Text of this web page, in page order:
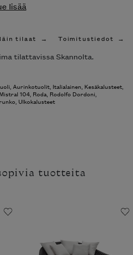
lisää
tilaat Toimitustiedot
tilattavissa Skannolta.
, Aurinkotuolit, Italialainen, Kesäkalusteet,
Mistral 104, Roda, Rodolfo Dordoni,
, Ulkokalusteet
tuotteita